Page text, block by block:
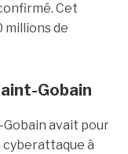
Cet
millions de
Gobain
Gobain avait pour
cyberattaque à